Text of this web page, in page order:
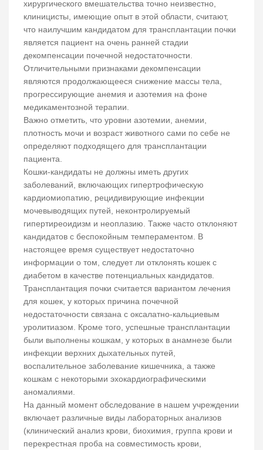
хирургического вмешательства точно неизвестно,
клиницисты, имеющие опыт в этой области, считают,
что наилучшим кандидатом для трансплантации почки
является пациент на очень ранней стадии
декомпенсации почечной недостаточности.
Отличительными признаками декомпенсации
являются продолжающееся снижение массы тела,
прогрессирующие анемия и азотемия на фоне
медикаментозной терапии.
Важно отметить, что уровни азотемии, анемии,
плотность мочи и возраст животного сами по себе не
определяют подходящего для трансплантации
пациента.
Кошки-кандидаты не должны иметь других
заболеваний, включающих гипертрофическую
кардиомиопатию, рецидивирующие инфекции
мочевыводящих путей, неконтролируемый
гипертиреоидизм и неоплазию. Также часто отклоняют
кандидатов с беспокойным темпераментом. В
настоящее время существует недостаточно
информации о том, следует ли отклонять кошек с
диабетом в качестве потенциальных кандидатов.
Трансплантация почки считается вариантом лечения
для кошек, у которых причина почечной
недостаточности связана с оксалатно-кальциевым
уролитиазом. Кроме того, успешные трансплантации
были выполнены кошкам, у которых в анамнезе были
инфекции верхних дыхательных путей,
воспалительное заболевание кишечника, а также
кошкам с некоторыми эхокардиографическими
аномалиями.
На данный момент обследование в нашем учреждении
включает различные виды лабораторных анализов
(клинический анализ крови, биохимия, группа крови и
перекрестная проба на совместимость крови,